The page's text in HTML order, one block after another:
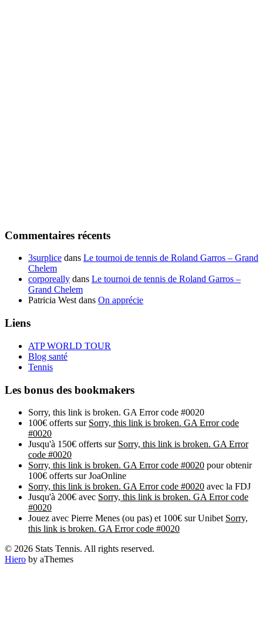
Commentaires récents
3surplice dans Le tournoi de tennis de Roland Garros – Grand
Chelem
corporeally dans Le tournoi de tennis de Roland Garros –
Grand Chelem
Patricia West dans On apprécie
Liens
ATP WORLD TOUR
Blog santé
Tennis
Les bonus des bookmakers
Sorry, this link is broken. GA Error code #0020
100€ offerts sur Sorry, this link is broken. GA Error code
#0020
Jusqu'à 150€ offerts sur Sorry, this link is broken. GA Error
code #0020
Sorry, this link is broken. GA Error code #0020 pour obtenir
100€ offerts sur JoaOnline
Sorry, this link is broken. GA Error code #0020 avec la FDJ
Jusqu'à 200€ avec Sorry, this link is broken. GA Error code
#0020
Jouez avec Pierre Menes (ou pas) et 100€ sur Unibet Sorry,
this link is broken. GA Error code #0020
© 2026 Stats Tennis. All rights reserved.
Hiero by aThemes